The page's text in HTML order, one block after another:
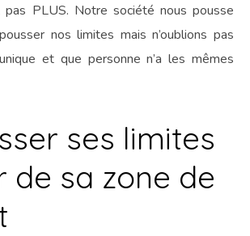
pas PLUS. Notre société nous pousse
nos limites mais n’oublions pas
et que personne n’a les mêmes
ses limites
de sa zone de